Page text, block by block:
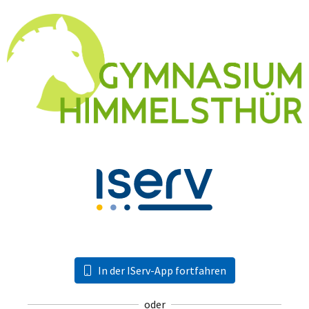
In der IServ-App fortfahren
oder